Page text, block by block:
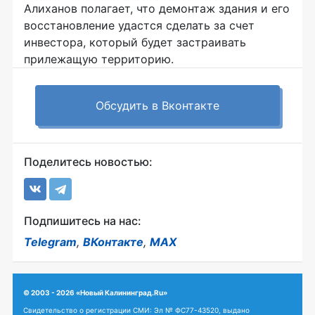
Алиханов полагает, что демонтаж здания и его
восстановление удастся сделать за счет
инвестора, который будет застраивать
прилежащую территорию.
Обсудить в Вконтакте
Поделитесь новостью:
Подпишитесь на нас:
Telegram, ВКонтакте, MAX
© 2003 - 2026 «Новый Калининград.Ru»
Свидетельство о регистрации СМИ: Эл № ФС77-43520, выдано